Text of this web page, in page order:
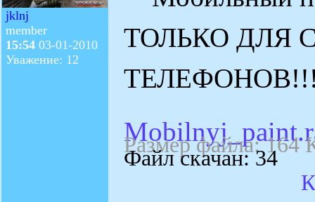
jklnj
member
15:54 03-01-2010
Уважение: 12
ТОЛЬКО ДЛЯ
Размер файла: 164
Файл скачан: 34